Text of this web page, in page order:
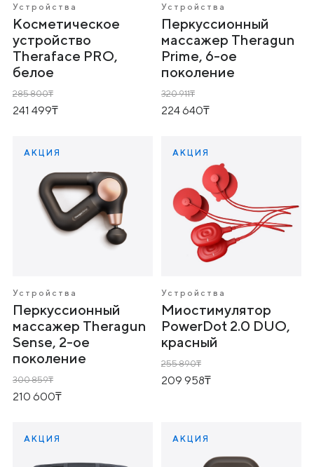
Устройства
Косметическое
устройство
Theraface PRO,
белое
285 800
241 499
Устройства
Перкуссионный
массажер Theragun
Prime, 6-ое
поколение
320 911
224 640
АКЦИЯ
Устройства
Перкуссионный
массажер Theragun
Sense, 2-ое
поколение
300 859
210 600
АКЦИЯ
Устройства
Миостимулятор
PowerDot 2.0 DUO,
красный
255 890
209 958
АКЦИЯ АКЦИЯ